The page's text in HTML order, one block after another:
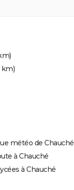
km)
météo de Chauché
à Chauché
à Chauché